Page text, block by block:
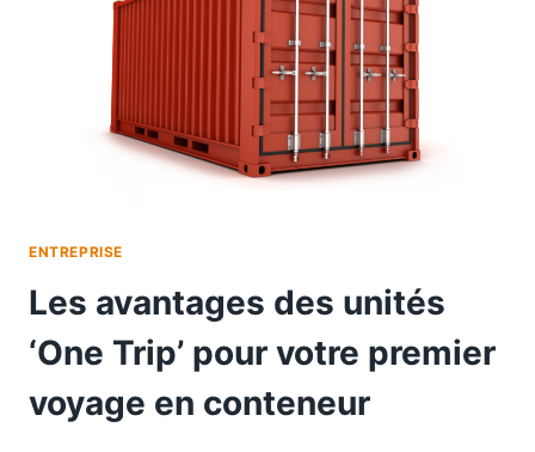
ENTREPRISE
Les avantages des unités
‘One Trip’ pour votre premier
voyage en conteneur